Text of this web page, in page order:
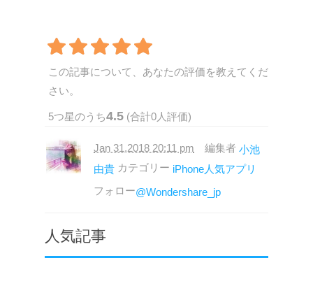
この記事について、あなたの評価を教えてくだ
さい。
5つ星のうち4.5 (合計0 人評価)
Jan 31,2018 20:11 pm 編集者 小池
由貴 カテゴリー iPhone人気アプリ
フォロー@Wondershare_jp
人気記事